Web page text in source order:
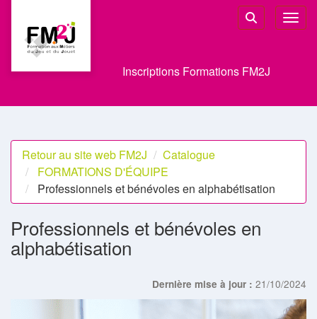
Rechercher
Inscriptions Formations FM2J
Retour au site web FM2J
Catalogue
FORMATIONS D'ÉQUIPE
Professionnels et bénévoles en alphabétisation
Professionnels et bénévoles en
alphabétisation
Dernière mise à jour : 21/10/2024